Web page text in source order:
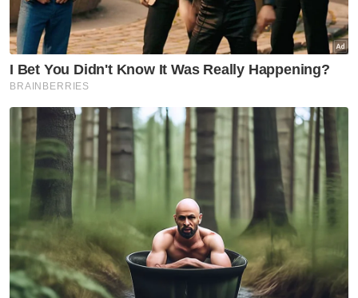
Selain itu, Rashidi yang merupakan wakil
tunggal daripada Barisan Nasional(BN) yang
dipilih sebagai Exco Jawatankuasa
Perdagangan dan Pembangunan
Keusahawanan dan Luar Bandar berkata
porfolio itu dapat membina kekuatan
Kerajaan Perpaduan di Pulau Pinang.